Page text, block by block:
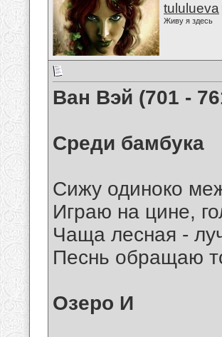
tululueva
Живу я здесь
Ван Вэй (701 -
Среди бамбука
Сижу одиноко
Играю на цине,
Чаща лесная -
Песнь обращаю
Озеро И